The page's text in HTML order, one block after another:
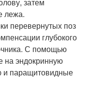
лежа.
перевернутых поз
глубокого
С помощью
на эндокринную
и паращитовидные